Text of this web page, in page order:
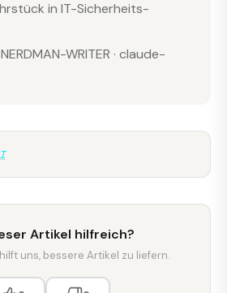
in IT-Sicherheits-
WRITER · claude-
Artikel hilfreich?
uns, bessere Artikel zu liefern.